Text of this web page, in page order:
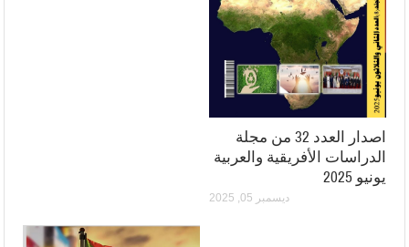
اصدار العدد 32 من مجلة
الدراسات الأفريقية والعربية
يونيو 2025
ديسمبر 05, 2025